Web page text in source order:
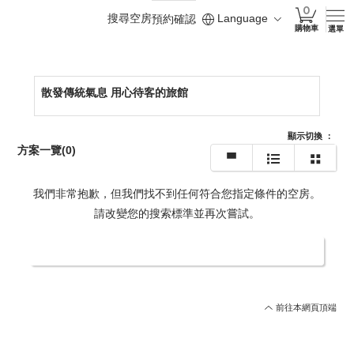
搜尋空房預約確認 Language
購物車 選單
https://www.koyoga.com/tw/
散發傳統氣息 用心待客的旅館
方案一覽(0)
顯示切換：
我們非常抱歉，但我們找不到任何符合您指定條件的空房。
請改變您的搜索標準並再次嘗試。
前往本網頁頂端